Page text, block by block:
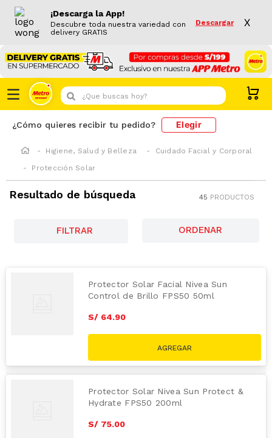
¡Descarga la App!
Descubre toda nuestra variedad con
delivery GRATIS
Descargar X
¿Que buscas hoy?
¿Cómo quieres recibir tu pedido? Elegir
Higiene, Salud y Belleza
Cuidado Facial y Corporal
Protección Solar
Resultado de búsqueda 45 PRODUCTOS
FILTRAR
Protector Solar Facial Nivea Sun
Control de Brillo FPS50 50ml
S/ 64.90
Protector Solar Nivea Sun Protect &
Hydrate FPS50 200ml
S/ 75.00